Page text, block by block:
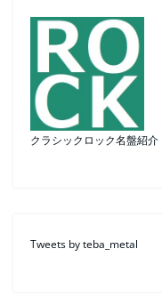
クラシックロック名盤紹介
Tweets by teba_metal